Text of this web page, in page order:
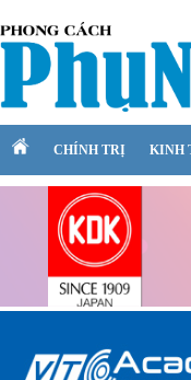
CHÍNH TRỊ KINH